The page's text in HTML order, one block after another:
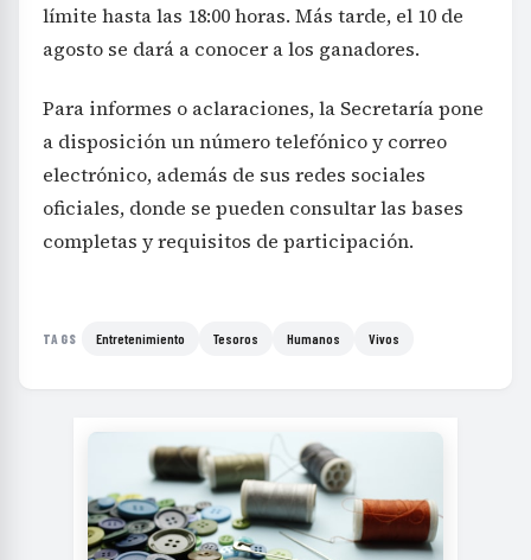
límite hasta las 18:00 horas. Más tarde, el 10 de
agosto se dará a conocer a los ganadores.
Para informes o aclaraciones, la Secretaría pone
a disposición un número telefónico y correo
electrónico, además de sus redes sociales
oficiales, donde se pueden consultar las bases
completas y requisitos de participación.
TAGS Entretenimiento Tesoros Humanos Vivos